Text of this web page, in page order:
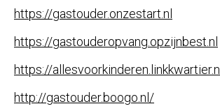
https://gastouder.onzestart.nl
https://gastouderopvang.opzijnbest.nl
https://allesvoorkinderen.linkkwartier.nl
http://gastouder.boogo.nl/